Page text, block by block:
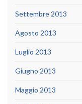
Settembre 2013
Agosto 2013
Luglio 2013
Giugno 2013
Maggio 2013